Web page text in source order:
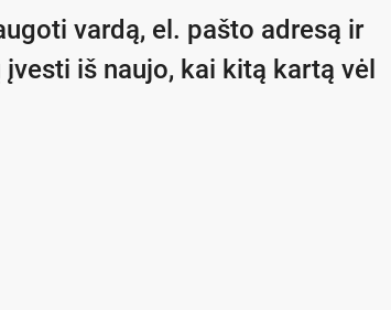
vardą, el. pašto adresą ir
iš naujo, kai kitą kartą vėl